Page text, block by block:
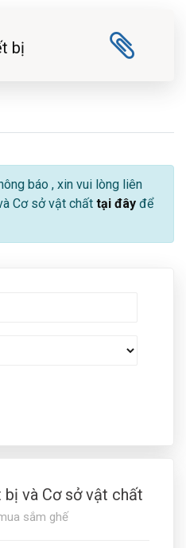
bị
báo , xin vui lòng liên
Cơ sở vật chất tại đây để
và Cơ sở vật chất
sắm ghế